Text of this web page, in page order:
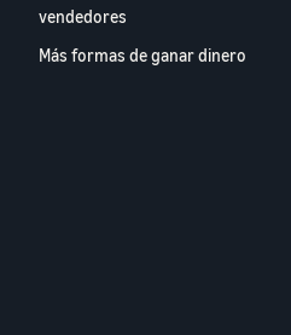
vendedores
Más formas de ganar dinero